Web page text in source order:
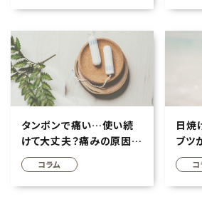
タンポンで痛い…使い続
けて大丈夫？痛みの原因・
安全な使い方について
コラム
日焼
ブツ
因・
コ